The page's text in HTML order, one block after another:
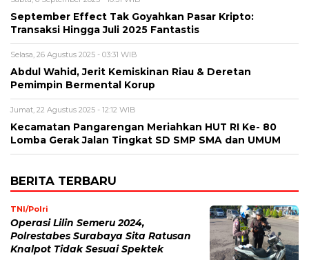
September Effect Tak Goyahkan Pasar Kripto:
Transaksi Hingga Juli 2025 Fantastis
Selasa, 26 Agustus 2025 - 03:31 WIB
Abdul Wahid, Jerit Kemiskinan Riau & Deretan
Pemimpin Bermental Korup
Jumat, 22 Agustus 2025 - 12:12 WIB
Kecamatan Pangarengan Meriahkan HUT RI Ke- 80
Lomba Gerak Jalan Tingkat SD SMP SMA dan UMUM
BERITA TERBARU
TNI/Polri
Operasi Lilin Semeru 2024,
Polrestabes Surabaya Sita Ratusan
Knalpot Tidak Sesuai Spektek